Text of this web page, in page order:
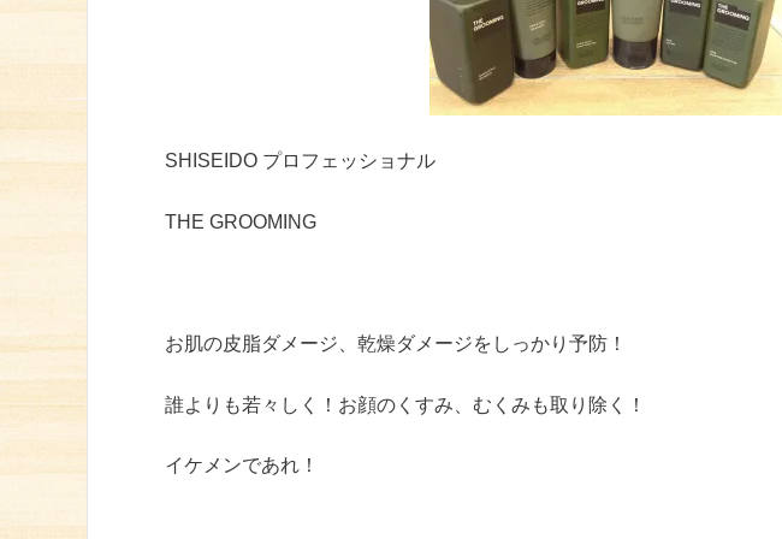
SHISEIDO プロフェッショナル
THE GROOMING
お肌の皮脂ダメージ、乾燥ダメージをしっかり予防！
誰よりも若々しく！お顔のくすみ、むくみも取り除く！
イケメンであれ！